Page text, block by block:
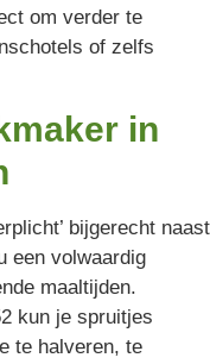
om verder te
of zelfs
in
bijgerecht naast
een volwaardig
maaltijden.
kun je spruitjes
te halveren, te